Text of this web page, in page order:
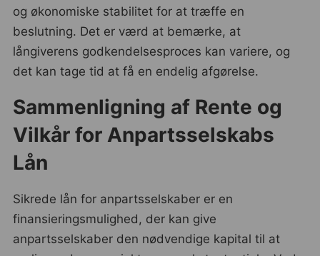
og økonomiske stabilitet for at træffe en
beslutning. Det er værd at bemærke, at
långiverens godkendelsesproces kan variere, og
det kan tage tid at få en endelig afgørelse.
Sammenligning af Rente og
Vilkår for Anpartsselskabs
Lån
Sikrede lån for anpartsselskaber er en
finansieringsmulighed, der kan give
anpartsselskaber den nødvendige kapital til at